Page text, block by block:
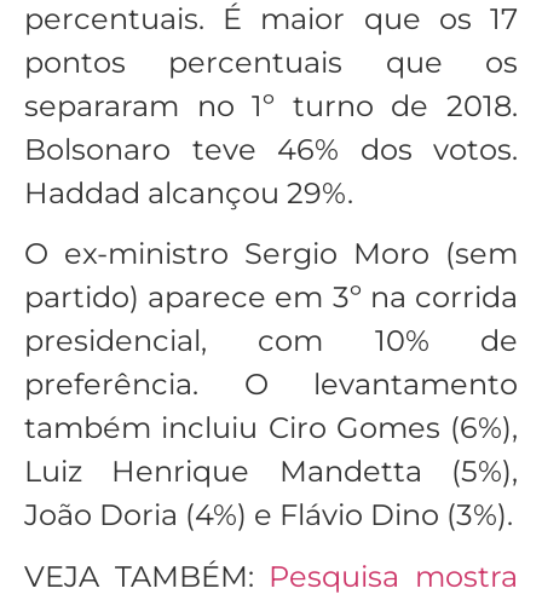
percentuais. É maior que os 17
pontos percentuais que os
separaram no 1º turno de 2018.
Bolsonaro teve 46% dos votos.
Haddad alcançou 29%.
O ex-ministro Sergio Moro (sem
partido) aparece em 3º na corrida
presidencial, com 10% de
preferência. O levantamento
também incluiu Ciro Gomes (6%),
Luiz Henrique Mandetta (5%),
João Doria (4%) e Flávio Dino (3%).
VEJA TAMBÉM: Pesquisa mostra